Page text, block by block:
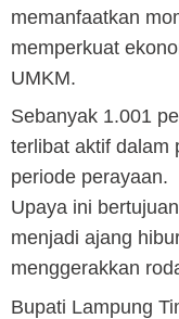
memanfaatkan
memperkuat
UMKM.
Sebanyak 1.001
terlibat aktif dalam
periode perayaan.
Upaya ini
menjadi ajang
menggerakkan
Bupati Lampung